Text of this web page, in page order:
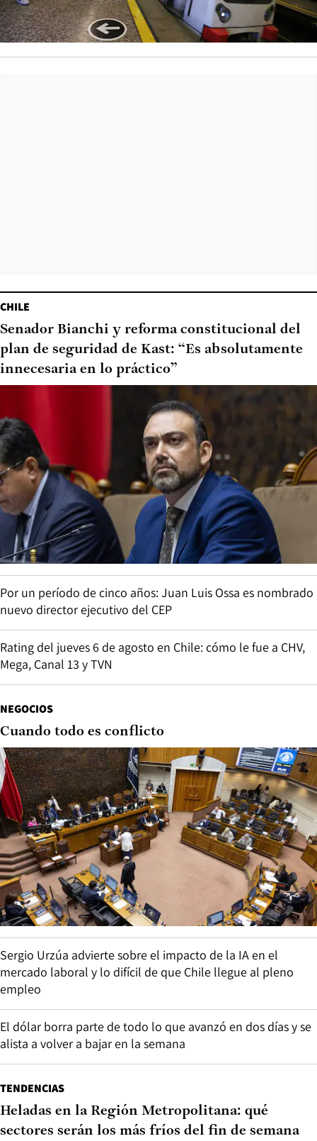
CHILE
Senador Bianchi y reforma constitucional del
plan de seguridad de Kast: “Es absolutamente
innecesaria en lo práctico”
Por un período de cinco años: Juan Luis Ossa es nombrado
nuevo director ejecutivo del CEP
Rating del jueves 6 de agosto en Chile: cómo le fue a CHV,
Mega, Canal 13 y TVN
NEGOCIOS
Cuando todo es conflicto
Sergio Urzúa advierte sobre el impacto de la IA en el
mercado laboral y lo difícil de que Chile llegue al pleno
empleo
El dólar borra parte de todo lo que avanzó en dos días y se
alista a volver a bajar en la semana
TENDENCIAS
Heladas en la Región Metropolitana: qué
sectores serán los más fríos del fin de semana